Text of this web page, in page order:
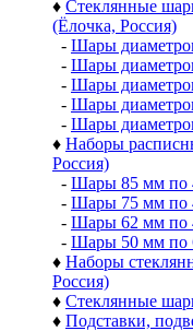
♦ Стеклянные
(Ёлочка, Россия)
- Шары
- Шары
- Шары
- Шары
- Шары
♦ Наборы
Россия)
- Шары 85 мм по
- Шары 75 мм по
- Шары 62 мм по
- Шары 50 мм по
♦ Наборы
Россия)
♦ Стеклянные
♦ Подставки,